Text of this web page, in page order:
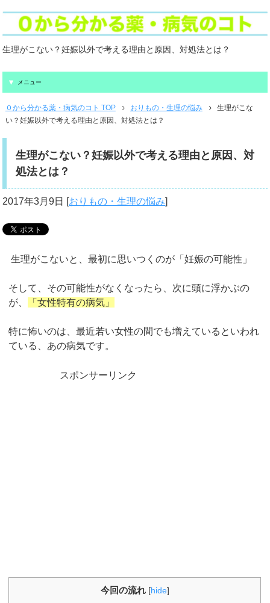
生理がこない？妊娠以外で考える理由と原因、対処法とは？
メニュー
０から分かる薬・病気のコト TOP おりもの・生理の悩み
生理がこな
い？妊娠以外で考える理由と原因、対処法とは？
生理がこない？妊娠以外で考える理由と原因、対
処法とは？
2017年3月9日 [おりもの・生理の悩み]
生理がこないと、最初に思いつくのが「妊娠の可能性」
そして、その可能性がなくなったら、次に頭に浮かぶの
が、
「女性特有の病気」
特に怖いのは、最近若い女性の間でも増えているといわれ
ている、あの病気です。
スポンサーリンク
今回の流れ [hide]